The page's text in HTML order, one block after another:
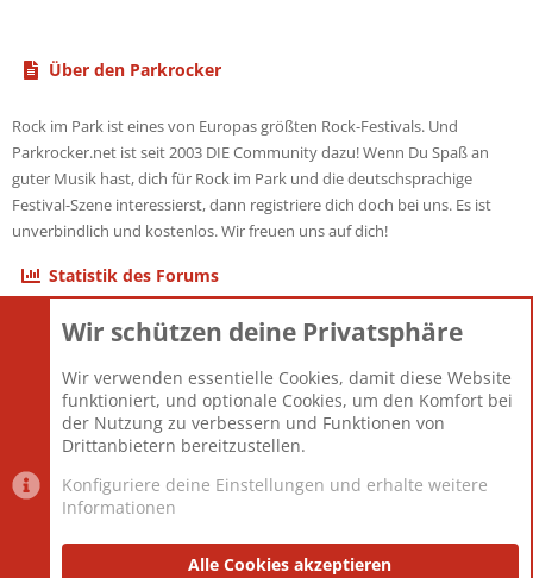
Über den Parkrocker
Rock im Park ist eines von Europas größten Rock-Festivals. Und
Parkrocker.net ist seit 2003 DIE Community dazu! Wenn Du Spaß an
guter Musik hast, dich für Rock im Park und die deutschsprachige
Festival-Szene interessierst, dann registriere dich doch bei uns. Es ist
unverbindlich und kostenlos. Wir freuen uns auf dich!
Statistik des Forums
Themen
Mitglieder
12.425
Neuestes Mitglied
Toddster85
Datenschutzerklärung Impressum
Wir schützen deine Privatsphäre
Wir verwenden essentielle Cookies, damit diese Website
funktioniert, und optionale Cookies, um den Komfort bei
der Nutzung zu verbessern und Funktionen von
Drittanbietern bereitzustellen.
Konfiguriere deine Einstellungen und erhalte weitere
Informationen
Alle Cookies akzeptieren